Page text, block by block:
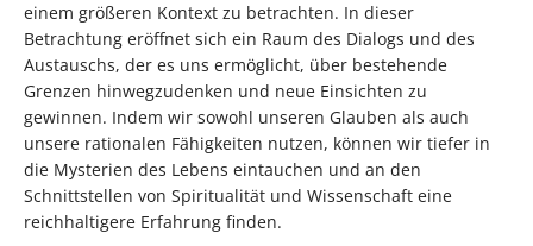
einem größeren Kontext zu betrachten. In dieser
Betrachtung eröffnet sich ein Raum des Dialogs und des
Austauschs, der es uns ermöglicht, über bestehende
Grenzen hinwegzudenken und neue Einsichten zu
gewinnen. Indem wir sowohl unseren Glauben als auch
unsere rationalen Fähigkeiten nutzen, können wir tiefer in
die Mysterien des Lebens eintauchen und an den
Schnittstellen von Spiritualität und Wissenschaft eine
reichhaltigere Erfahrung finden.